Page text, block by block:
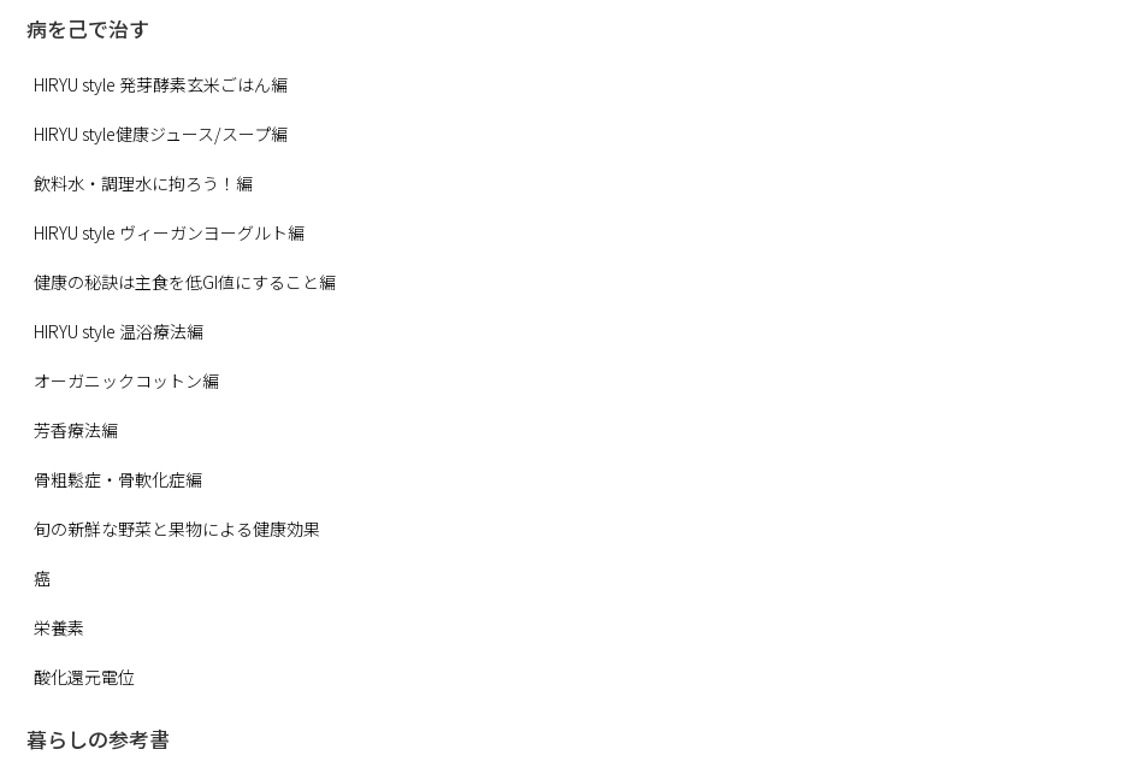
病を己で治す
HIRYU style 発芽酵素玄米ごはん編
HIRYU style健康ジュース/スープ編
飲料水・調理水に拘ろう！編
HIRYU style ヴィーガンヨーグルト編
健康の秘訣は主食を低GI値にすること編
HIRYU style 温浴療法編
オーガニックコットン編
芳香療法編
骨粗鬆症・骨軟化症編
旬の新鮮な野菜と果物による健康効果
癌
栄養素
酸化還元電位
暮らしの参考書